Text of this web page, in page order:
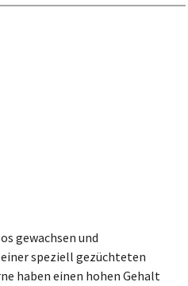
gewachsen und
speziell gezüchteten
haben einen hohen Gehalt